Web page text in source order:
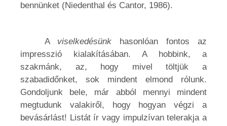
bennünket (Niedenthal és Cantor, 1986).
A viselkedésünk hasonlóan fontos az
impresszió kialakításában. A hobbink, a
szakmánk, az, hogy mivel töltjük a
szabadidőnket, sok mindent elmond rólunk.
Gondoljunk bele, már abból mennyi mindent
megtudunk valakiről, hogy hogyan végzi a
bevásárlást! Listát ír vagy impulzívan telerakja a